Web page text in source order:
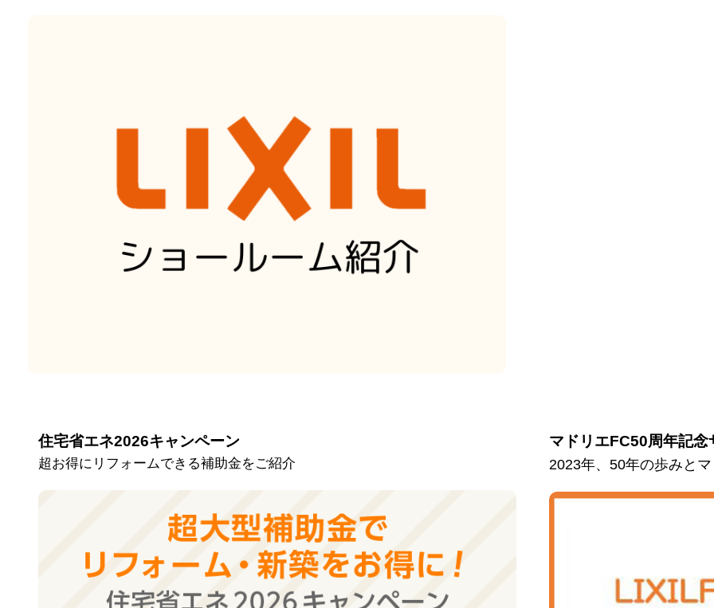
住宅省エネ2026キャンペーン
超お得にリフォームできる補助金をご紹介
マドリエFC50周年記念
2023年、50年の歩みと